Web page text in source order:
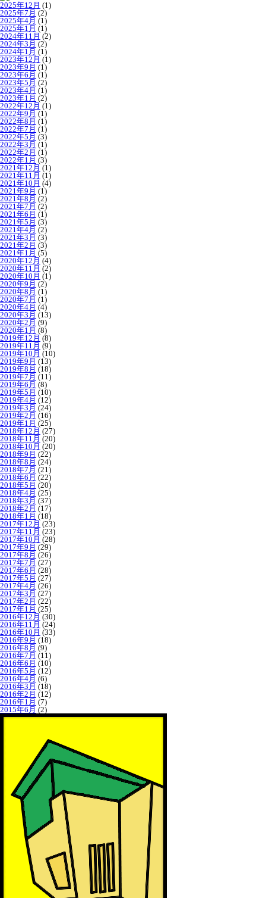
2025年12月 (1)
2025年7月 (2)
2025年4月 (1)
2025年1月 (1)
2024年11月 (2)
2024年3月 (2)
2024年1月 (1)
2023年12月 (1)
2023年9月 (1)
2023年6月 (1)
2023年5月 (2)
2023年4月 (1)
2023年1月 (2)
2022年12月 (1)
2022年9月 (1)
2022年8月 (1)
2022年7月 (1)
2022年5月 (3)
2022年3月 (1)
2022年2月 (1)
2022年1月 (3)
2021年12月 (1)
2021年11月 (1)
2021年10月 (4)
2021年9月 (1)
2021年8月 (2)
2021年7月 (2)
2021年6月 (1)
2021年5月 (3)
2021年4月 (2)
2021年3月 (3)
2021年2月 (3)
2021年1月 (5)
2020年12月 (4)
2020年11月 (2)
2020年10月 (1)
2020年9月 (2)
2020年8月 (1)
2020年7月 (1)
2020年4月 (4)
2020年3月 (13)
2020年2月 (9)
2020年1月 (8)
2019年12月 (8)
2019年11月 (9)
2019年10月 (10)
2019年9月 (13)
2019年8月 (18)
2019年7月 (11)
2019年6月 (8)
2019年5月 (10)
2019年4月 (12)
2019年3月 (24)
2019年2月 (16)
2019年1月 (25)
2018年12月 (27)
2018年11月 (20)
2018年10月 (20)
2018年9月 (22)
2018年8月 (24)
2018年7月 (21)
2018年6月 (22)
2018年5月 (20)
2018年4月 (25)
2018年3月 (37)
2018年2月 (17)
2018年1月 (18)
2017年12月 (23)
2017年11月 (23)
2017年10月 (28)
2017年9月 (29)
2017年8月 (26)
2017年7月 (27)
2017年6月 (28)
2017年5月 (27)
2017年4月 (26)
2017年3月 (27)
2017年2月 (22)
2017年1月 (25)
2016年12月 (30)
2016年11月 (24)
2016年10月 (33)
2016年9月 (18)
2016年8月 (9)
2016年7月 (11)
2016年6月 (10)
2016年5月 (12)
2016年4月 (6)
2016年3月 (18)
2016年2月 (12)
2016年1月 (7)
2015年6月 (2)